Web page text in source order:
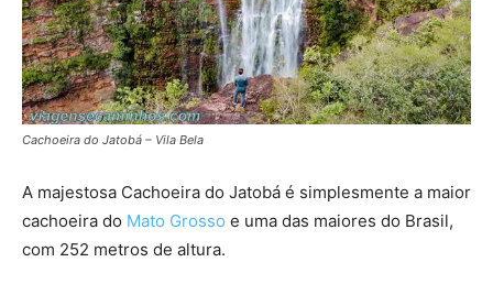
Cachoeira do Jatobá – Vila Bela
A majestosa Cachoeira do Jatobá é simplesmente a maior
cachoeira do Mato Grosso e uma das maiores do Brasil,
com 252 metros de altura.